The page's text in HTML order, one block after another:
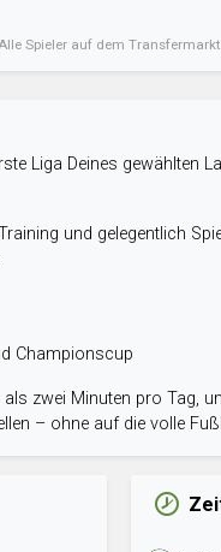
Spieler auf dem
Liga Deines gewählten
und gelegentlich
Championscup
zwei Minuten pro Tag,
– ohne auf die volle